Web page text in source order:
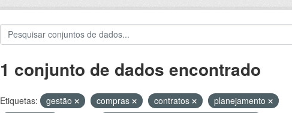
1 conjunto de dados encontrado
Etiquetas: gestão compras contratos
planejamento